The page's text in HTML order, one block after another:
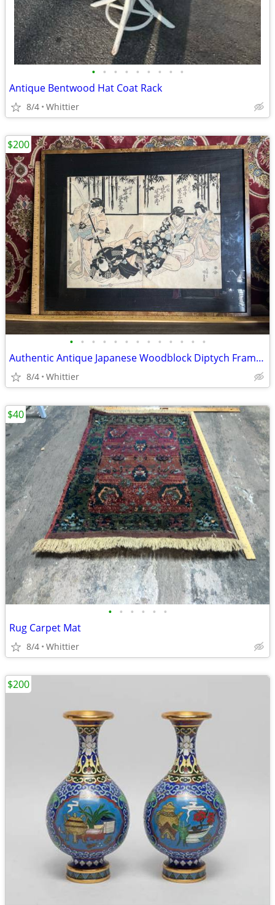
• • • • • • • • •
Antique Bentwood Hat Coat Rack
8/4 Whittier
• • • • • • • • • • • • •
Authentic Antique Japanese Woodblock Diptych Framed Art Print
8/4 Whittier
$200
• • • • • •
Rug Carpet Mat
8/4 Whittier
$40
$200